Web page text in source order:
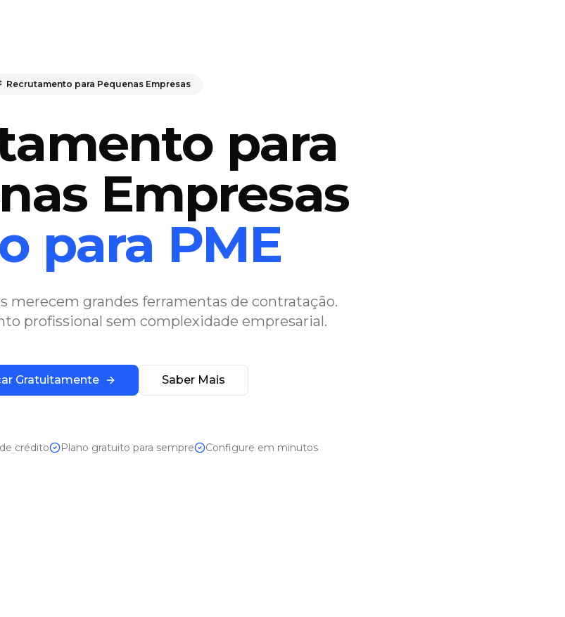
Recrutamento para Pequenas Empresas
para
Empresas
para PME
merecem grandes ferramentas de contratação.
profissional sem complexidade empresarial.
Gratuitamente Saber Mais
crédito Plano gratuito para sempre Configure em minutos